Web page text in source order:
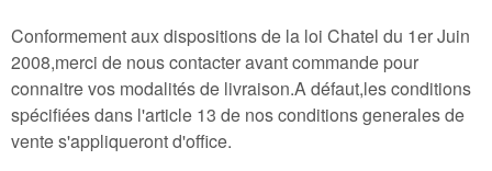
Conformement aux dispositions de la loi Chatel du 1er Juin
2008,merci de nous contacter avant commande pour
connaitre vos modalités de livraison.A défaut,les conditions
spécifiées dans l'article 13 de nos conditions generales de
vente s'appliqueront d'office.